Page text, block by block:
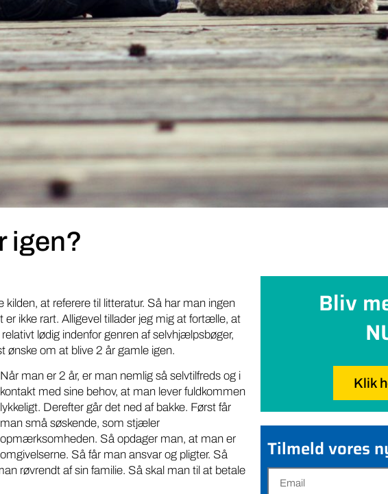
igen?
kilden, at referere til litteratur. Så har man ingen
ikke rart. Alligevel tillader jeg mig at fortælle, at
lødig indenfor genren af selvhjælpsbøger,
ønske om at blive 2 år gamle igen.
Når man er 2 år, er man nemlig så selvtilfreds og i
kontakt med sine behov, at man lever fuldkommen
lykkeligt. Derefter går det ned af bakke. Først får
man små søskende, som stjæler
opmærksomheden. Så opdager man, at man er
Så får man ansvar og pligter. Så
røvrendt af sin familie. Så skal man til at betale
Bliv
Klik
Tilmeld vores